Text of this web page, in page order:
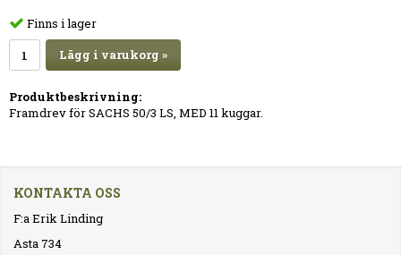
Finns i lager
Lägg i varukorg »
Produktbeskrivning:
Framdrev för SACHS 50/3 LS, MED 11 kuggar.
KONTAKTA OSS
F:a Erik Linding
Asta 734